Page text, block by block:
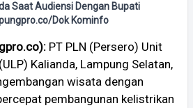
Saat Audiensi Dengan Bupati
Dok Kominfo
PT PLN (Persero) Unit
Kalianda, Lampung Selatan,
wisata dengan
pembangunan kelistrikan